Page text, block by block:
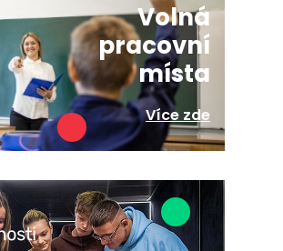
Volná
pracovní
místa
Více zde